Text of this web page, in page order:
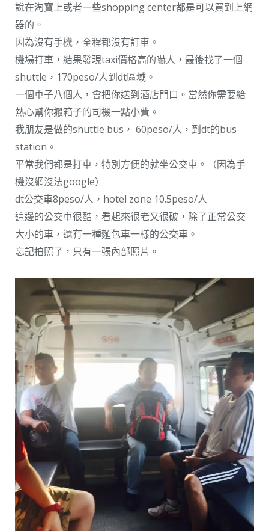
說在淘寶上或者一些shopping center都是可以買到上網
器的。
因為沒有手機，全程都沒有訂車。
機場打車，結果發現taxi價格高的嚇人，最後找了一個
shuttle，170peso/人到dt區域。
一個車子八個人，會把你送到酒店門口。當然你需要給
熱心幫你搬箱子的司機一點小費。
我朋友是做的shuttle bus， 60peso/人，到dt的bus
station。
平常我們都是打車，特別方便的就坐公交車。（因為手
機沒網沒法google）
dt公交車8peso/人，hotel zone 10.5peso/人
這邊的公交車很酷，看起來很老又很破，除了正常公交
大小的車，還有一種麵包車一樣的公交車。
忘記拍照了，只有一張內部照片。